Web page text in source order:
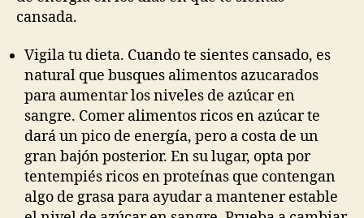
cansada.
Vigila tu dieta. Cuando te sientes cansado, es
natural que busques alimentos azucarados
para aumentar los niveles de azúcar en
sangre. Comer alimentos ricos en azúcar te
dará un pico de energía, pero a costa de un
gran bajón posterior. En su lugar, opta por
tentempiés ricos en proteínas que contengan
algo de grasa para ayudar a mantener estable